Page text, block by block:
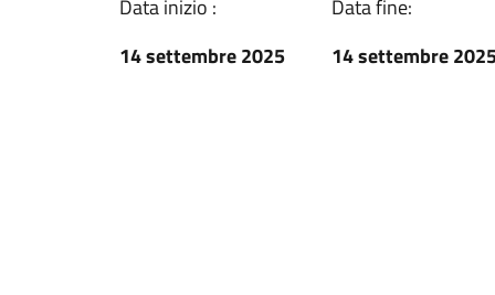
Data inizio :
14 settembre 2025
Data fine:
14 settembre